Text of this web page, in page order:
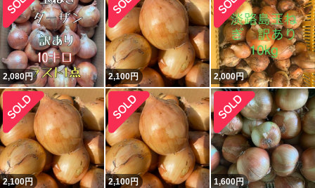
2,080円 2,100円 2,000円
2,100円 2,100円 1,600円